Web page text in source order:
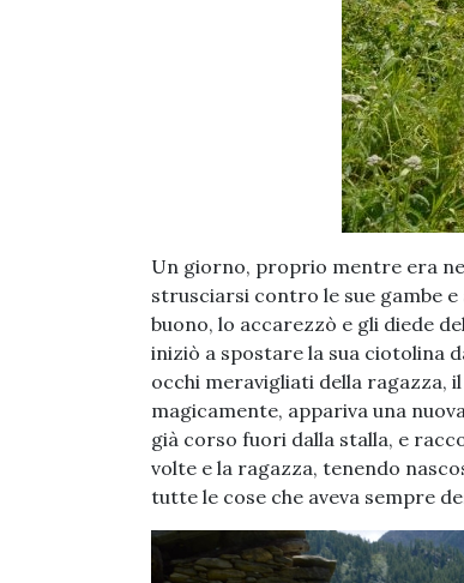
Un giorno, proprio mentre era
strusciarsi contro le sue gambe
buono, lo accarezzò e gli diede
iniziò a spostare la sua ciotolina
occhi meravigliati della ragazza,
magicamente, appariva una
già corso fuori dalla stalla, e
volte e la ragazza, tenendo
tutte le cose che aveva sempre